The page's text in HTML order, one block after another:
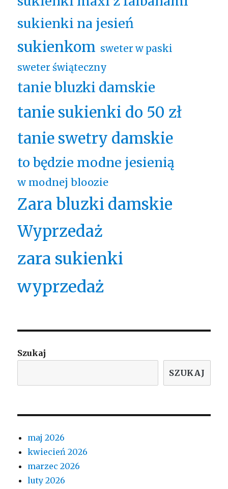
sukienki na jesień
sukienkom sweter w paski
sweter świąteczny
tanie bluzki damskie
tanie sukienki do 50 zł
tanie swetry damskie
to będzie modne jesienią
w modnej bloozie
Zara bluzki damskie
Wyprzedaż
zara sukienki
wyprzedaż
Szukaj
SZUKAJ
maj 2026
kwiecień 2026
marzec 2026
luty 2026